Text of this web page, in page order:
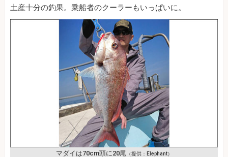
土産十分の釣果。乗船者のクーラーもいっぱいに。
マダイは70cm頭に20尾 （提供：Elephant）